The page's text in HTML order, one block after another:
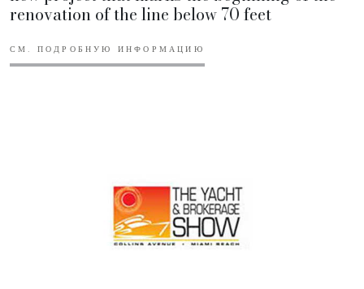
renovation of the line below 70 feet
СМ. ПОДРОБНУЮ ИНФОРМАЦИЮ